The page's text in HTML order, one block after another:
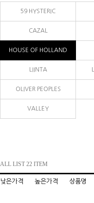
59 HYSTERIC
CAZAL
HOUSE OF HOLLAND
LIINTA
OLIVER PEOPLES
VALLEY
ALL LIST 22 ITEM
낮은가격 높은가격 상품명